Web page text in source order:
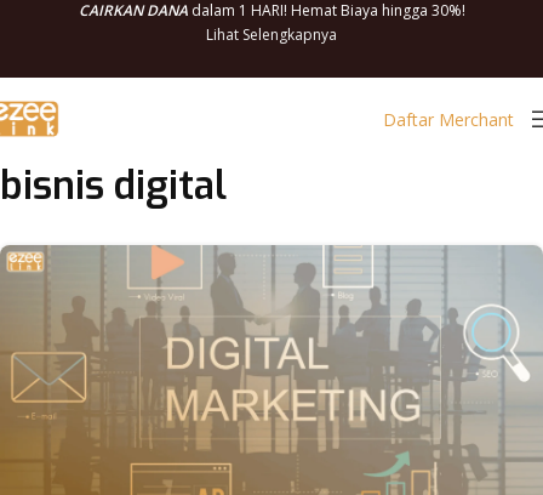
CAIRKAN DANAdalam 1 HARI! Hemat Biaya hingga 30%!
Lihat Selengkapnya
Daftar Merchant
bisnis digital